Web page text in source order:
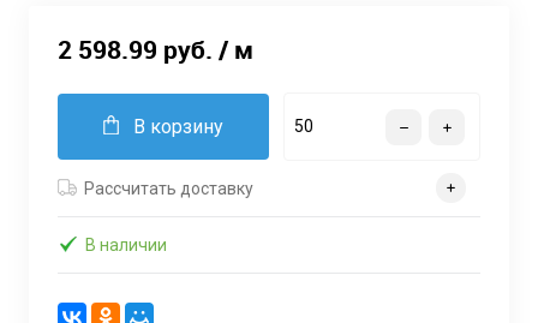
2 598.99 руб. / м
В корзину
Рассчитать доставку
В наличии